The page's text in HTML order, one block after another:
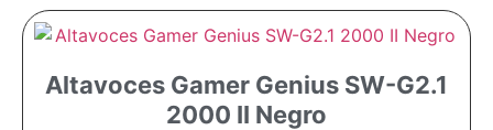
Altavoces Gamer Genius SW-G2.1
2000 II Negro